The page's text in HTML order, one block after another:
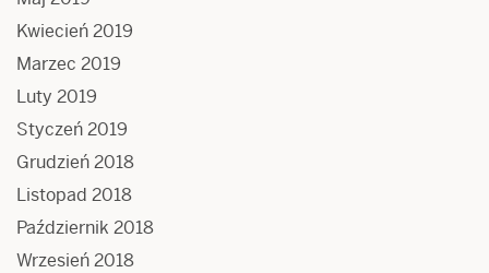
Kwiecień 2019
Marzec 2019
Luty 2019
Styczeń 2019
Grudzień 2018
Listopad 2018
Październik 2018
Wrzesień 2018